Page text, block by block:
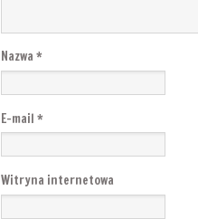
Nazwa *
E-mail *
Witryna internetowa